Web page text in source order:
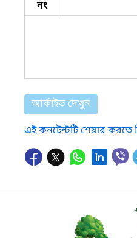
নং
আর্কাইভ দেখুন
এই কনটেন্টটি শেয়ার